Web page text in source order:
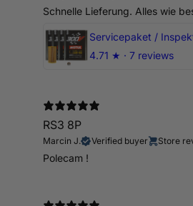
Schnelle Lieferung. Alles wie
4.71 ★ · 7 reviews
RS3 8P
Marcin J. Verified buyer Store
Polecam !